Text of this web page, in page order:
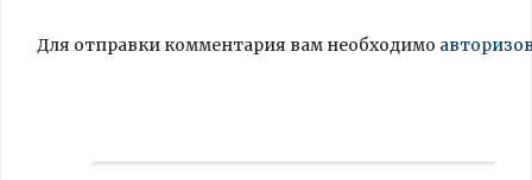
Для отправки комментария вам необходимо